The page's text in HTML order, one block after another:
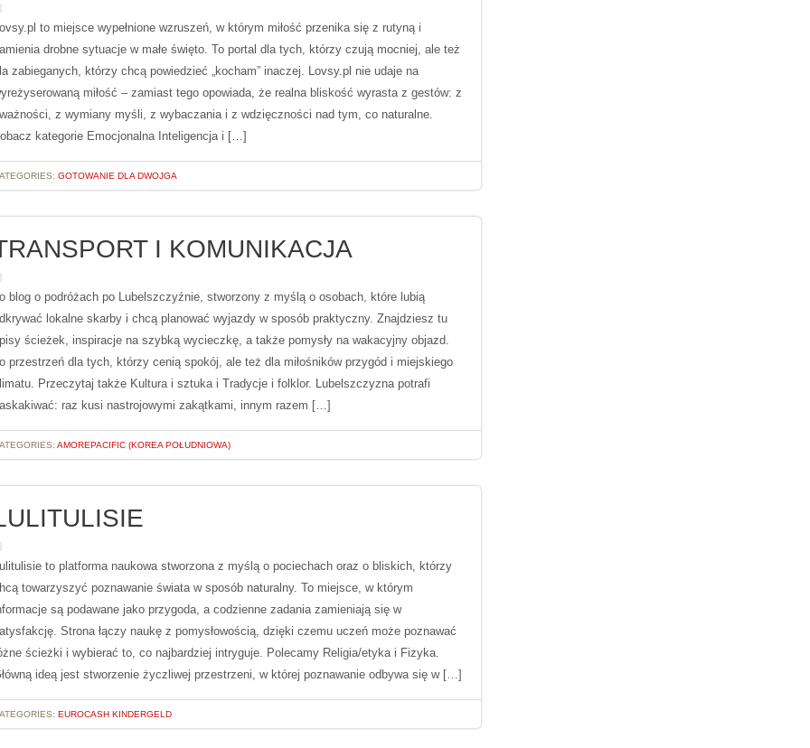
to miejsce wypełnione wzruszeń, w którym miłość przenika się z rutyną i
drobne sytuacje w małe święto. To portal dla tych, którzy czują mocniej, ale też
zabieganych, którzy chcą powiedzieć „kocham” inaczej. Lovsy.pl nie udaje na
miłość – zamiast tego opowiada, że realna bliskość wyrasta z gestów: z
z wymiany myśli, z wybaczania i z wdzięczności nad tym, co naturalne.
kategorie Emocjonalna Inteligencja i […]
GOTOWANIE DLA DWOJGA
I KOMUNIKACJA
blog o podróżach po Lubelszczyźnie, stworzony z myślą o osobach, które lubią
lokalne skarby i chcą planować wyjazdy w sposób praktyczny. Znajdziesz tu
ścieżek, inspiracje na szybką wycieczkę, a także pomysły na wakacyjny objazd.
przestrzeń dla tych, którzy cenią spokój, ale też dla miłośników przygód i miejskiego
Przeczytaj także Kultura i sztuka i Tradycje i folklor. Lubelszczyzna potrafi
raz kusi nastrojowymi zakątkami, innym razem […]
AMOREPACIFIC (KOREA POŁUDNIOWA)
to platforma naukowa stworzona z myślą o pociechach oraz o bliskich, którzy
towarzyszyć poznawanie świata w sposób naturalny. To miejsce, w którym
są podawane jako przygoda, a codzienne zadania zamieniają się w
Strona łączy naukę z pomysłowością, dzięki czemu uczeń może poznawać
ścieżki i wybierać to, co najbardziej intryguje. Polecamy Religia/etyka i Fizyka.
ideą jest stworzenie życzliwej przestrzeni, w której poznawanie odbywa się w […]
EUROCASH KINDERGELD